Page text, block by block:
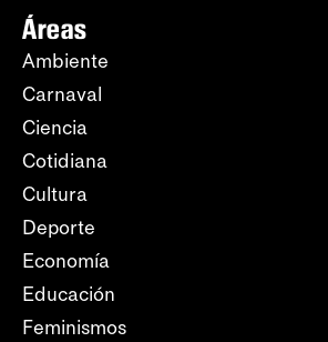
Áreas
Ambiente
Carnaval
Ciencia
Cotidiana
Cultura
Deporte
Economía
Educación
Feminismos